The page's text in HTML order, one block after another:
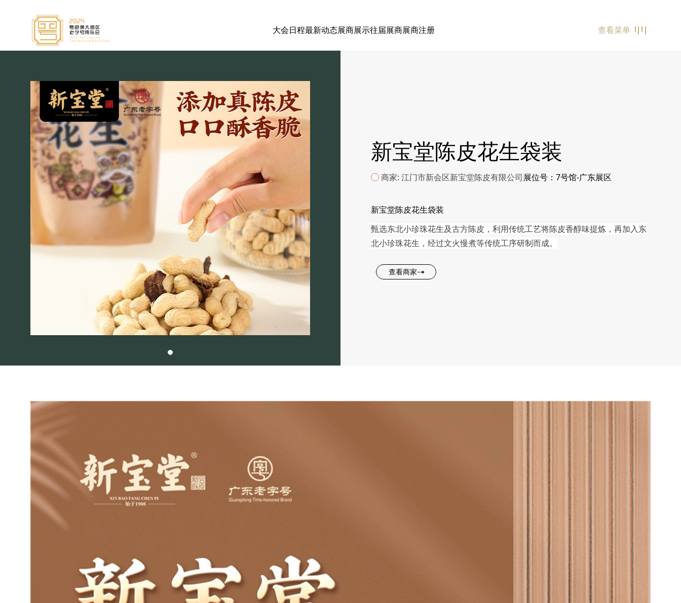
大会日程最新动态展商展示往届展商展商注册 查看菜单
新宝堂陈皮花生袋装
商家: 江门市新会区新宝堂陈皮有限公司展位号：7号馆-广东展区
新宝堂陈皮花生袋装
甄选东北小珍珠花生及古方陈皮，利用传统工艺将陈皮香醇味提炼，再加入东
北小珍珠花生，经过文火慢煮等传统工序研制而成。
查看商家